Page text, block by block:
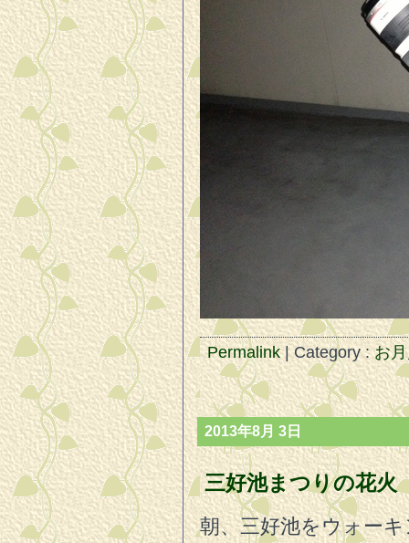
Permalink| Category :お
2013年8月 3日
三好池まつりの花火
朝、三好池をウォー